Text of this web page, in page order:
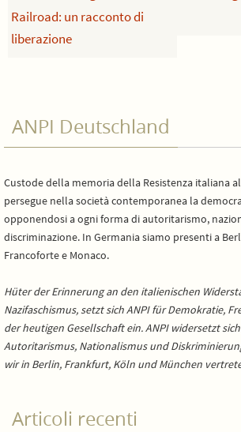
Railroad: un racconto di
liberazione
ANPI Deutschland
Custode della memoria della Resistenza italiana al
persegue nella società contemporanea la
opponendosi a ogni forma di autoritarismo,
discriminazione. In Germania siamo presenti a
Francoforte e Monaco.
Hüter der Erinnerung an den italienischen
Nazifaschismus, setzt sich ANPI für Demokratie,
der heutigen Gesellschaft ein. ANPI widersetzt
Autoritarismus, Nationalismus und
wir in Berlin, Frankfurt, Köln und München
Articoli recenti